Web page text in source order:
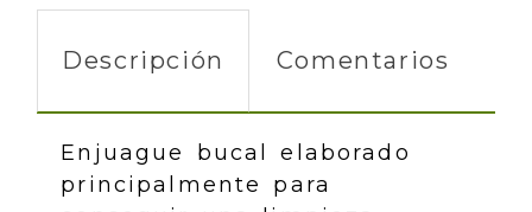
Descripción Comentarios
Enjuague bucal elaborado
principalmente para